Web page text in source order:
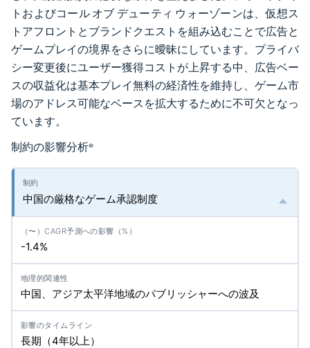
トおよびコール オブ デューティ ウォーゾーンは、仮想ス
トアフロントとブランドクエストを組み込むことで広告と
ゲームプレイの境界をさらに曖昧にしています。プライバ
シー変更後にユーザー獲得コストが上昇する中、広告ベー
スの収益化は基本プレイ無料の経済性を維持し、ゲーム市
場のアドレス可能なベースを拡大するために不可欠となっ
ています。
制約の影響分析*
中国の厳格なゲーム承認制度
-1.4%
中国、アジア太平洋地域のパブリッシャーへの波及
長期（4年以上）